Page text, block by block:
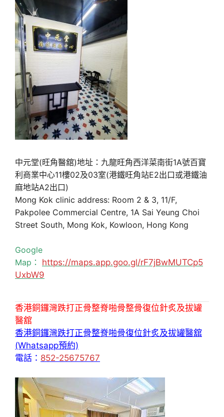
中元堂(旺角醫舘)地址：九龍旺角西洋菜南街1A號百寶
利商業中心11樓02及03室(港鐵旺角站E2出口或港鐵油
麻地站A2出口)
Mong Kok clinic address: Room 2 & 3, 11/F,
Pakpolee Commercial Centre, 1A Sai Yeung Choi
Street South, Mong Kok, Kowloon, Hong Kong
Google
Map： https://maps.app.goo.gl/rF7jBwMUTCp5
UxbW9
香港銅鑼灣跌打正骨整脊啪骨整骨復位針炙及拔罐
醫舘
香港銅鑼灣跌打正骨整脊啪骨復位針炙及拔罐醫舘
(Whatsapp預約)
電話： 852-25675767